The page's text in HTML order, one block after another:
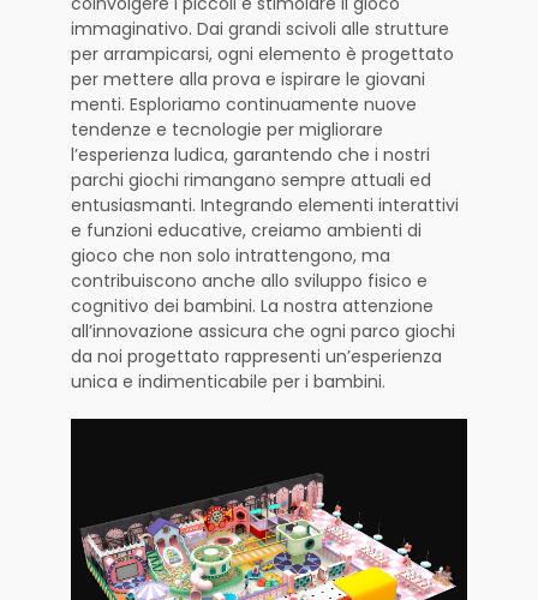
immaginativo. Dai grandi scivoli alle strutture
per arrampicarsi, ogni elemento è progettato
per mettere alla prova e ispirare le giovani
menti. Esploriamo continuamente nuove
tendenze e tecnologie per migliorare
l’esperienza ludica, garantendo che i nostri
parchi giochi rimangano sempre attuali ed
entusiasmanti. Integrando elementi interattivi
e funzioni educative, creiamo ambienti di
gioco che non solo intrattengono, ma
contribuiscono anche allo sviluppo fisico e
cognitivo dei bambini. La nostra attenzione
all’innovazione assicura che ogni parco giochi
da noi progettato rappresenti un’esperienza
unica e indimenticabile per i bambini.